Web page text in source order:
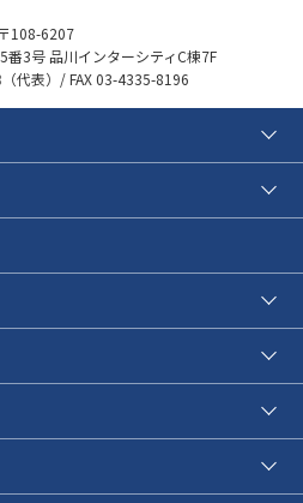
〒108-6207
番3号 品川インターシティC棟7F
（代表）/ FAX 03-4335-8196